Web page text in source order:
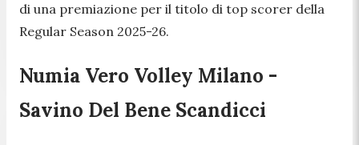
di una premiazione per il titolo di top scorer della
Regular Season 2025-26.
Numia Vero Volley Milano -
Savino Del Bene Scandicci